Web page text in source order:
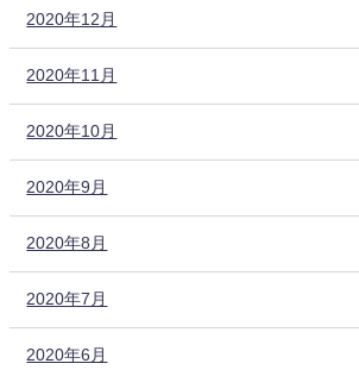
2020年12月
2020年11月
2020年10月
2020年9月
2020年8月
2020年7月
2020年6月